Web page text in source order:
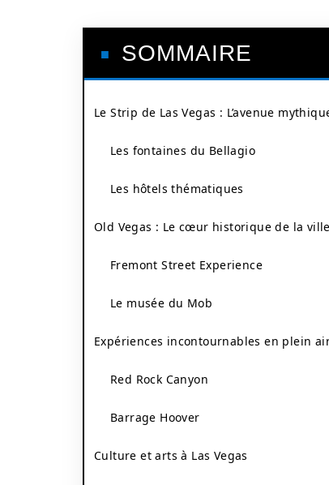
SOMMAIRE
Le Strip de Las Vegas : L’avenue
Les fontaines du Bellagio
Les hôtels thématiques
Old Vegas : Le cœur historique de la ville
Fremont Street Experience
Le musée du Mob
Expériences incontournables en plein
Red Rock Canyon
Barrage Hoover
Culture et arts à Las Vegas